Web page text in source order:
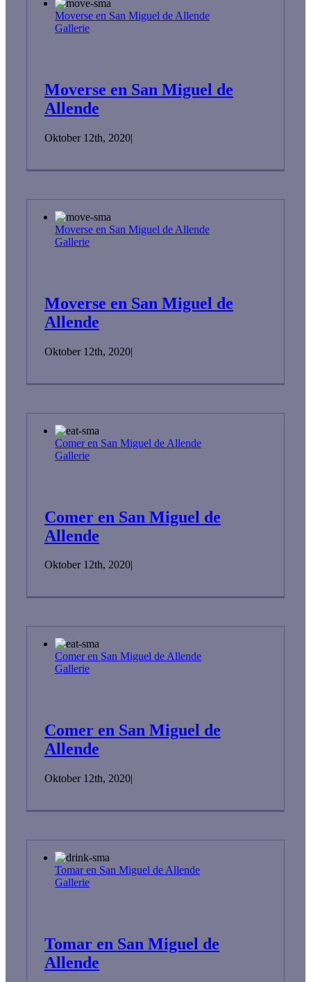
Moverse en San Miguel de Allende
Gallerie
Moverse en San Miguel de
Allende
Oktober 12th, 2020|
Moverse en San Miguel de Allende
Gallerie
Moverse en San Miguel de
Allende
Oktober 12th, 2020|
Comer en San Miguel de Allende
Gallerie
Comer en San Miguel de
Allende
Oktober 12th, 2020|
Comer en San Miguel de Allende
Gallerie
Comer en San Miguel de
Allende
Oktober 12th, 2020|
Tomar en San Miguel de Allende
Gallerie
Tomar en San Miguel de
Allende